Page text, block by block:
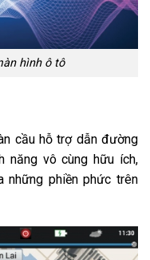
hình ô tô
cầu hỗ trợ dẫn đường
năng vô cùng hữu ích,
những phiền phức trên